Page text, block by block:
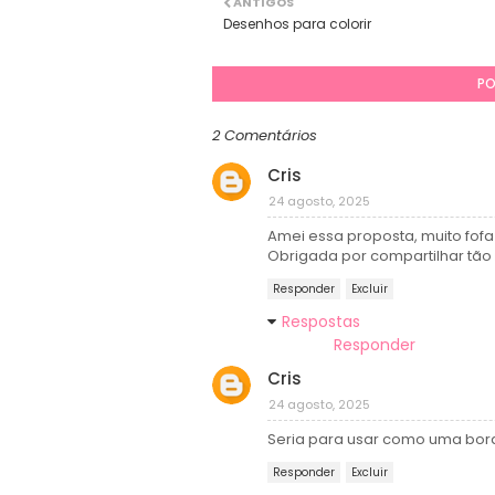
Desenhos para colorir
2 Comentários
Cris
24 agosto, 2025
Amei essa proposta, muito
Obrigada por compartilhar tão
Responder Excluir
Respostas
Responder
Cris
24 agosto, 2025
Seria para usar como uma
Responder Excluir